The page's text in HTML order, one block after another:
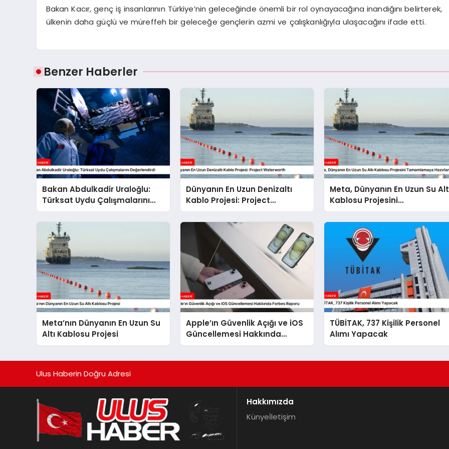
Bakan Kacır, genç iş insanlarının Türkiye’nin geleceğinde önemli bir rol oynayacağına inandığını belirterek,
ülkenin daha güçlü ve müreffeh bir geleceğe gençlerin azmi ve çalışkanlığıyla ulaşacağını ifade etti.
Benzer Haberler
Bakan Abdulkadir Uraloğlu:
Türksat Uydu Çalışmalarını
Değerlendirdi
Dünyanın En Uzun Denizaltı
Kablo Projesi: Project
Waterworth
Meta, Dünyanın En Uzun Su
Kablosu Projesini
Tamamlamaya Hazırlanıyor
Meta’nın Dünyanın En Uzun Su
Altı Kablosu Projesi
Apple’ın Güvenlik Açığı ve iOS
Güncellemesi Hakkında
Forbes Raporu
TÜBİTAK, 737 Kişilik Personel
Alımı Yapacak
Ulus Haberin Doğru Adresi
Hakkımızda
Künyeİletişim